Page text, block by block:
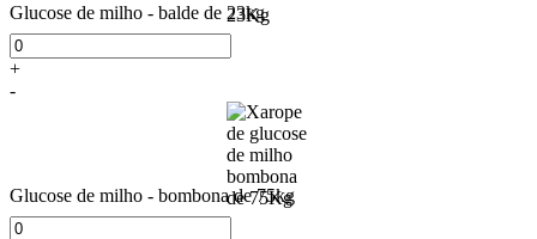
Glucose de milho - balde de 23kg
+
-
Glucose de milho - bombona de 75kg